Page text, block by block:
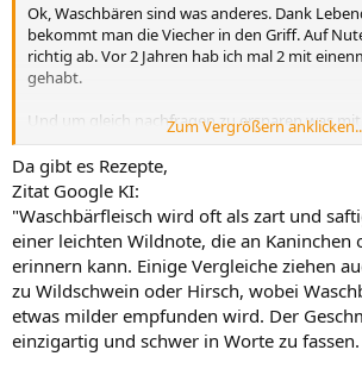
Ok, Waschbären sind was anderes. Dank
bekommt man die Viecher in den Griff. Auf
richtig ab. Vor 2 Jahren hab ich mal 2 mit
gehabt.
Und um gleich nachfragen zu ersparen was mit
der Jäger kümmert sich um die Waschbären
Und ja, ich bin nicht im Peta-Verein und kann
auch nicht idenfizieren. Waschbären können
sein, auch wenn sie niedlich aussehen. Sie
Fauna massiv, z.B. Vogelnester werden
nicht nur die.
Zum Vergrößern
Da gibt es Rezepte,
Zitat Google KI:
"Waschbärfleisch wird oft als zart und
einer leichten Wildnote, die an Kaninchen
erinnern kann. Einige Vergleiche ziehen
zu Wildschwein oder Hirsch, wobei
etwas milder empfunden wird. Der
einzigartig und schwer in Worte zu